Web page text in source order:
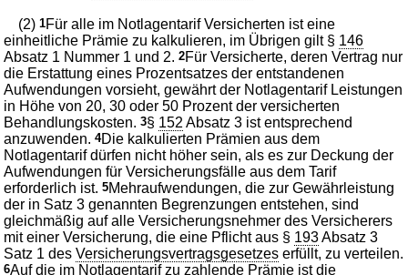
(2)1Für alle im Notlagentarif Versicherten ist eine
einheitliche Prämie zu kalkulieren, im Übrigen gilt § 146
Absatz 1 Nummer 1 und 2.2Für Versicherte, deren Vertrag nur
die Erstattung eines Prozentsatzes der entstandenen
Aufwendungen vorsieht, gewährt der Notlagentarif Leistungen
in Höhe von 20, 30 oder 50 Prozent der versicherten
Behandlungskosten.3§ 152 Absatz 3 ist entsprechend
anzuwenden.4Die kalkulierten Prämien aus dem
Notlagentarif dürfen nicht höher sein, als es zur Deckung der
Aufwendungen für Versicherungsfälle aus dem Tarif
erforderlich ist.5Mehraufwendungen, die zur Gewährleistung
der in Satz 3 genannten Begrenzungen entstehen, sind
gleichmäßig auf alle Versicherungsnehmer des Versicherers
mit einer Versicherung, die eine Pflicht aus § 193Absatz 3
Satz 1 desVersicherungsvertragsgesetzes erfüllt, zu verteilen.
6Auf die im Notlagentarif zu zahlende Prämie ist die